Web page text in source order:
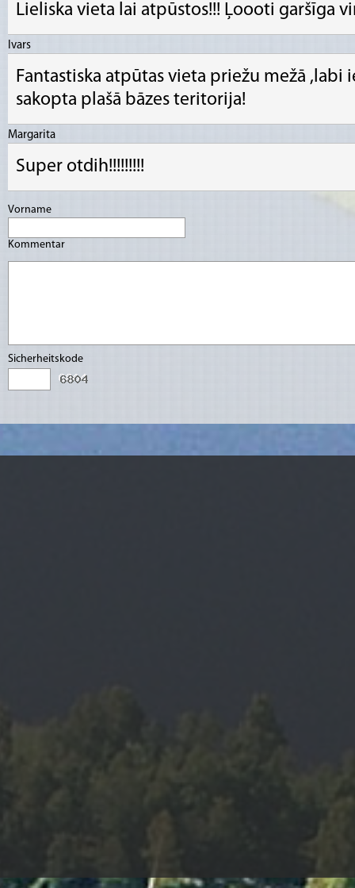
Lieliska vieta lai atpūstos!!! Ļoooti garšīga
Ivars
Fantastiska atpūtas vieta priežu mežā
sakopta plašā bāzes teritorija!
Margarita
Super otdih!!!!!!!!!
Vorname
Kommentar
Sicherheitskode